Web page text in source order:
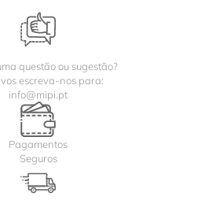
questão ou sugestão?
escreva-nos para:
info@mipi.pt
Pagamentos
Seguros